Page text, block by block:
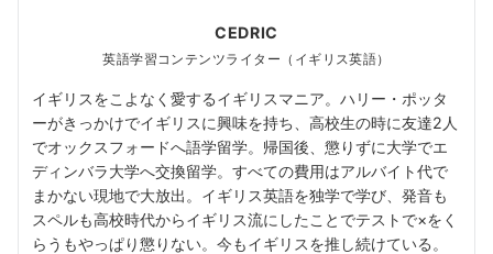
CEDRIC
英語学習コンテンツライター（イギリス英語）
イギリスをこよなく愛するイギリスマニア。ハリー・ポッタ
ーがきっかけでイギリスに興味を持ち、高校生の時に友達2人
でオックスフォードへ語学留学。帰国後、懲りずに大学でエ
ディンバラ大学へ交換留学。すべての費用はアルバイト代で
まかない現地で大放出。イギリス英語を独学で学び、発音も
スペルも高校時代からイギリス流にしたことでテストで×をく
らうもやっぱり懲りない。今もイギリスを推し続けている。